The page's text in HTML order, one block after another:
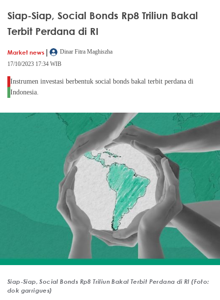
Siap-Siap, Social Bonds Rp8 Triliun Bakal
Terbit Perdana di RI
Market news |
Dinar Fitra Maghiszha
17/10/2023 17:34 WIB
Instrumen investasi berbentuk social bonds bakal terbit perdana di
Indonesia.
Siap-Siap, Social Bonds Rp8 Triliun Bakal Terbit Perdana di RI (Foto:
dok garrigues)